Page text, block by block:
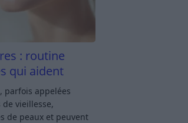
: routine
qui aident
parfois appelées
vieillesse,
de peaux et peuvent